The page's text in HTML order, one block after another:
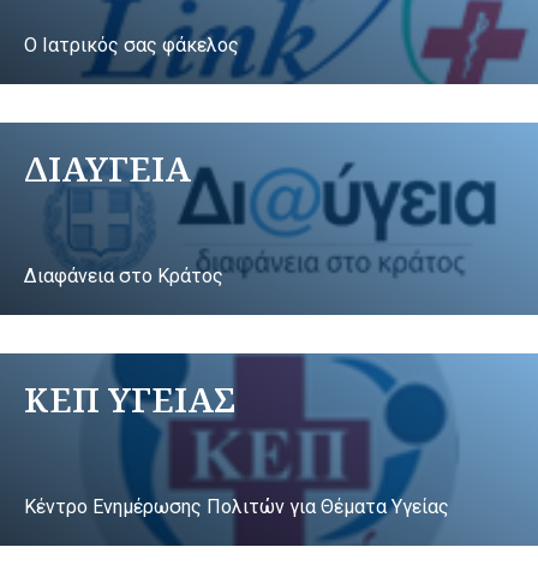
Ο Ιατρικός σας φάκελος
ΔΙΑΥΓΕΙΑ
Διαφάνεια στο Κράτος
ΚΕΠ ΥΓΕΙΑΣ
Κέντρο Ενημέρωσης Πολιτών για Θέματα Υγείας